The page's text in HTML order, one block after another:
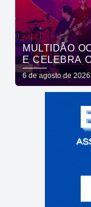
MULTIDÃO
E CELEBRA
SHOWS DE
6 de agosto de 2026